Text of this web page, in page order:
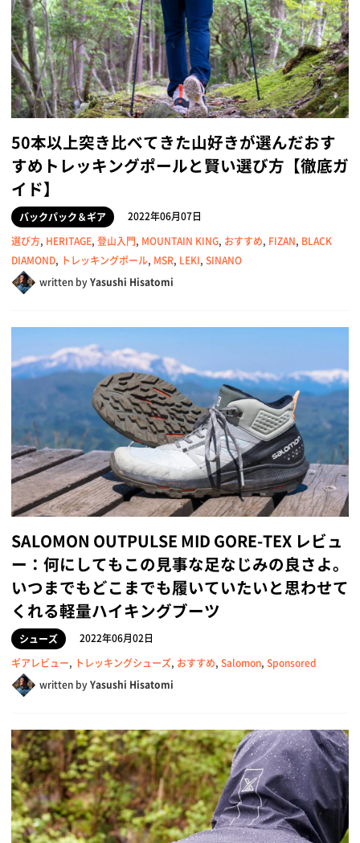
50本以上突き比べてきた山好きが選んだおす
すめトレッキングポールと賢い選び方【徹底ガ
イド】
バックパック＆ギア
2022年06月07日
選び方, HERITAGE, 登山入門, MOUNTAIN KING, おすすめ, FIZAN, BLACK
DIAMOND, トレッキングポール, MSR, LEKI, SINANO
written byYasushi Hisatomi
SALOMON OUTPULSE MID GORE-TEX レビュ
ー：何にしてもこの見事な足なじみの良さよ。
いつまでもどこまでも履いていたいと思わせて
くれる軽量ハイキングブーツ
シューズ
2022年06月02日
ギアレビュー, トレッキングシューズ, おすすめ, Salomon, Sponsored
written byYasushi Hisatomi